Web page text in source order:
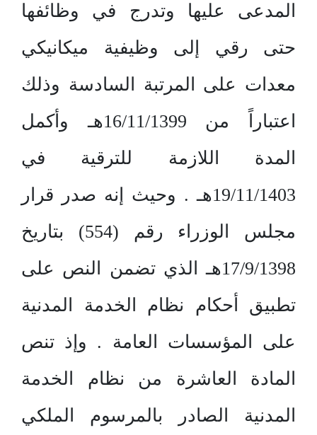
المدعى عليها وتدرج في وظائفها
حتى رقي إلى وظيفية ميكانيكي
معدات على المرتبة السادسة وذلك
اعتباراً من 16/11/1399هـ وأكمل
المدة اللازمة للترقية في
19/11/1403هـ . وحيث إنه صدر قرار
مجلس الوزراء رقم (554) بتاريخ
17/9/1398هـ الذي تضمن النص على
تطبيق أحكام نظام الخدمة المدنية
على المؤسسات العامة . وإذ تنص
المادة العاشرة من نظام الخدمة
المدنية الصادر بالمرسوم الملكي